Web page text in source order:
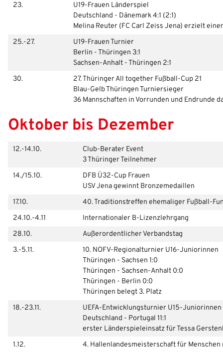
23.
U19-Frauen Länderspiel
Deutschland - Dänemark 4:1 (2:1)
Melina Reuter (FC Carl Zeiss Jena) erzielt
25.-27.
U19-Frauen Turnier
Berlin - Thüringen 3:1
Sachsen-Anhalt - Thüringen 2:1
30.
27. Thüringer All together Fußball-Cup 21
Blau-Gelb Thüringen Turniersieger
36 Mannschaften in Vorrunden und Endrunde
Oktober bis Dezember
12.-14.10.
Club-Berater Event
3 Thüringer Teilnehmer
14./15.10.
DFB Ü32-Cup Frauen
USV Jena gewinnt Bronzemedaillen
17.10.
40. Traditionstreffen ehemaliger Fußball-
24.10.-4.11
Internationaler B-Lizenzlehrgang
28.10.
Außerordentlicher Verbandstag
3.-5.11.
10. NOFV-Regionalturnier U16-Juniorinnen
Thüringen - Sachsen 1:0
Thüringen - Sachsen-Anhalt 0:0
Thüringen - Berlin 0:0
Thüringen belegt 3. Platz
18.-23.11.
UEFA-Entwicklungsturnier U15-Juniorinnen
Deutschland - Portugal 11:1
erster Länderspieleinsatz für Tessa
1.12.
4. Hallenlandesmeisterschaft für